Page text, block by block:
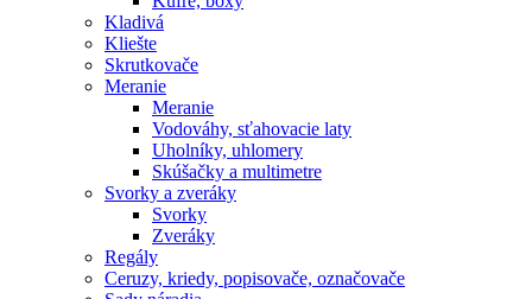
Kladivá
Kliešte
Skrutkovače
Meranie
Meranie
Vodováhy, sťahovacie laty
Uholníky, uhlomery
Skúšačky a multimetre
Svorky a zveráky
Svorky
Zveráky
Regály
Ceruzy, kriedy, popisovače, označovače